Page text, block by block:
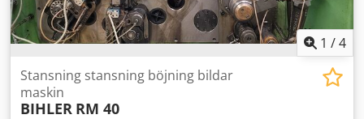
1 /4
Stansning stansning böjning bildar
maskin
BIHLER RM 40